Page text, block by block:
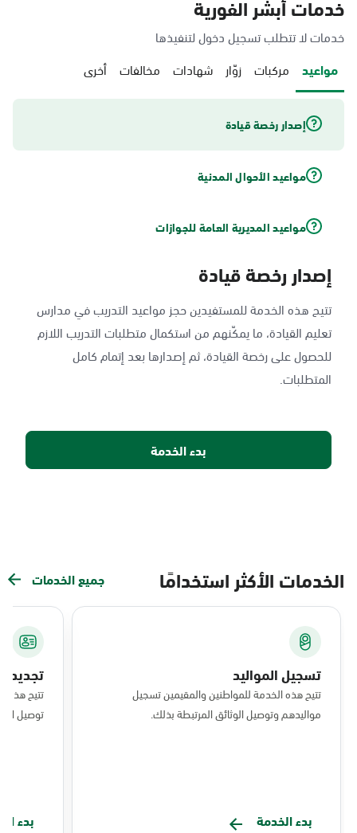
خدمات أبشر الفورية
خدمات لا تتطلب تسجيل دخول لتنفيذها
مواعيد مركبات زوّار شهادات مخالفات أخرى
إصدار رخصة قيادة
مواعيد الأحوال المدنية
مواعيد المديرية العامة للجوازات
إصدار رخصة قيادة
تتيح هذه الخدمة للمستفيدين حجز مواعيد التدريب في مدارس
تعليم القيادة، ما يمكّنهم من استكمال متطلبات التدريب اللازم
للحصول على رخصة القيادة، ثم إصدارها بعد إتمام كامل
المتطلبات.
بدء الخدمة
الخدمات الأكثر استخدامًا جميع الخدمات
تسجيل المواليد
تتيح هذه الخدمة للمواطنين والمقيمين تسجيل
مواليدهم وتوصيل الوثائق المرتبطة بذلك.
بدء الخدمة
تجديد
تتيح هذه
توصيل
بدء